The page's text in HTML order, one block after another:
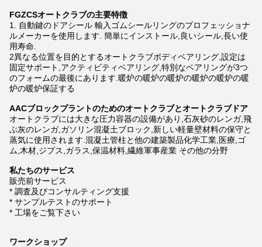
FGZCSオートクラブの主要特徴
1. 自動鍵のドアシール 輸入ゴムシールリングのプロフェッショナ
ルメーカーを使用します. 簡単にインストール,良いシール,長い使
用寿命.
2異なる位置を目的とするオートクラブボディベアリング,設定は
固定サポート,アクティビティベアリング,特別なベアリングが3つ
のフォームの最後にあります.暖炉の暖炉の暖炉の暖炉の暖炉の暖
炉の暖炉保証する
AACブロックプラントのためのオートクラブとオートクラブドア
オートクラブには大きな圧力容器の設備があり,石灰砂のレンガ,飛
ぶ灰のレンガ,ガソリン混凝土ブロック,新しい軽量壁材料の保守と
蒸気に使用されます.混凝土管柱と他の建築製品化学工業,医療,ゴ
ム,木材,ジプス,ガラス,保温材料,繊維軍事産業 その他の分野
私たちのサービス
販売前サービス
* 調査及びコンサルティング支援
* サンプルテストのサポート
* 工場をご覧下さい
ワークショップ